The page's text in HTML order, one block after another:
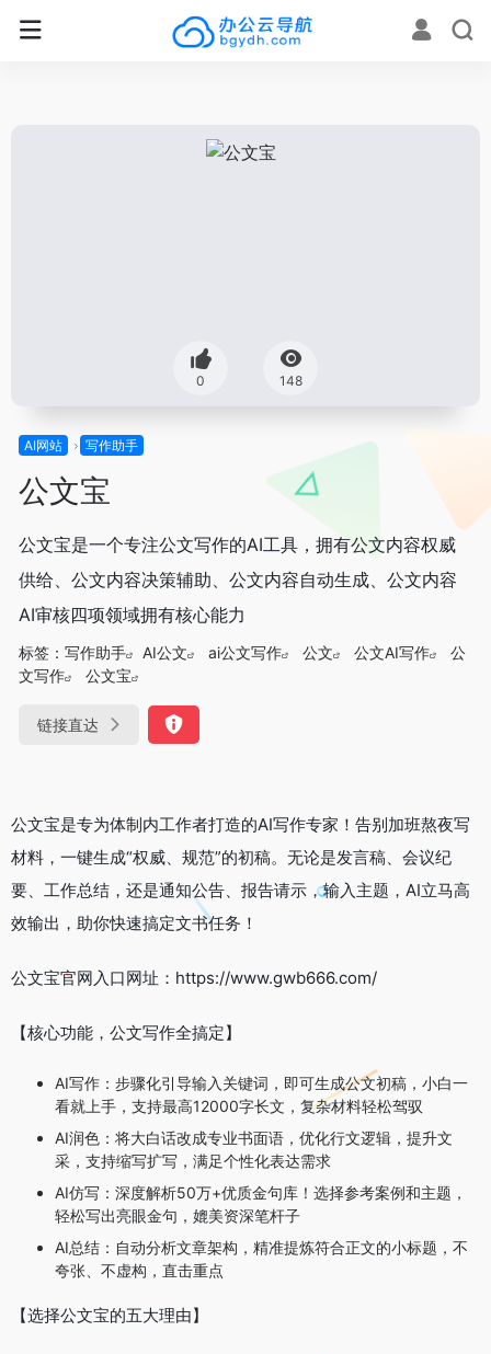
0 148
AI网站 写作助手
公文宝
公文宝是一个专注公文写作的AI工具，拥有公文内容权威
供给、公文内容决策辅助、公文内容自动生成、公文内容
AI审核四项领域拥有核心能力
标签： 写作助手 AI公文 ai公文写作 公文 公文AI写作
公
文写作
公文宝
链接直达
公文宝是专为体制内工作者打造的AI写作专家！告别加班熬夜写
材料，一键生成“权威、规范”的初稿。无论是发言稿、会议纪
要、工作总结，还是通知公告、报告请示，输入主题，AI立马高
效输出，助你快速搞定文书任务！
公文宝官网入口网址：https://www.gwb666.com/
【核心功能，公文写作全搞定】
AI写作：步骤化引导输入关键词，即可生成公文初稿，小白一
看就上手，支持最高12000字长文，复杂材料轻松驾驭
AI润色：将大白话改成专业书面语，优化行文逻辑，提升文
采，支持缩写扩写，满足个性化表达需求
AI仿写：深度解析50万+优质金句库！选择参考案例和主题，
轻松写出亮眼金句，媲美资深笔杆子
AI总结：自动分析文章架构，精准提炼符合正文的小标题，不
夸张、不虚构，直击重点
【选择公文宝的五大理由】